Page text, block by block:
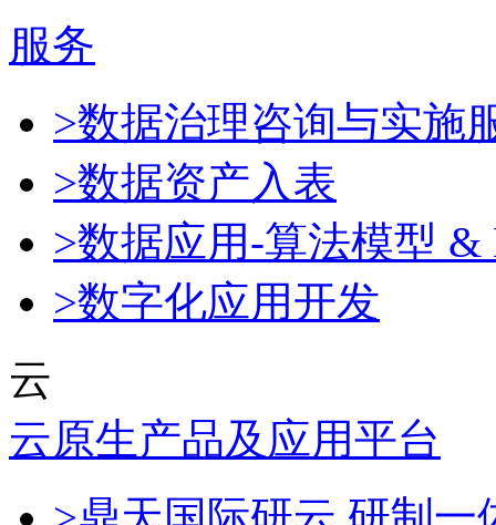
服务
>数据治理咨询与实施
>数据资产入表
>数据应用-算法模型 &
>数字化应用开发
云
云原生产品及应用平台